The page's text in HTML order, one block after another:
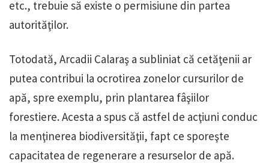
etc., trebuie să existe o permisiune din partea
autorităţilor.
Totodată, Arcadii Calaraş a subliniat că cetăţenii ar
putea contribui la ocrotirea zonelor cursurilor de
apă, spre exemplu, prin plantarea fâşiilor
forestiere. Acesta a spus că astfel de acţiuni conduc
la menţinerea biodiversităţii, fapt ce sporeşte
capacitatea de regenerare a resurselor de apă.